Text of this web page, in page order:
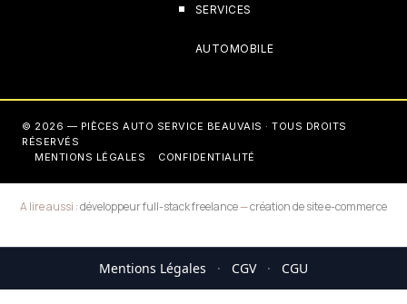
SERVICES
AUTOMOBILE
© 2026 — PIÈCES AUTO SERVICE BEAUVAIS · TOUS DROITS
RÉSERVÉS
MENTIONS LÉGALES
CONFIDENTIALITÉ
A lire aussi :développeur full-stack freelance—création de site e-commerce
Mentions Légales · CGV · CGU